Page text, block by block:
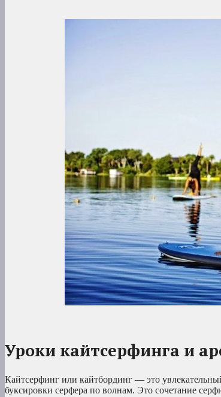
Уроки кайтсерфинга и
Кайтсерфинг или кайтбординг — это
буксировки серфера по волнам. Это сочетание